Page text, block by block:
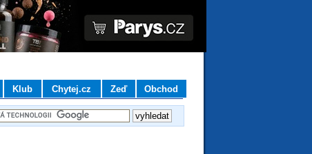
Klub Chytej.cz Zeď Obchod